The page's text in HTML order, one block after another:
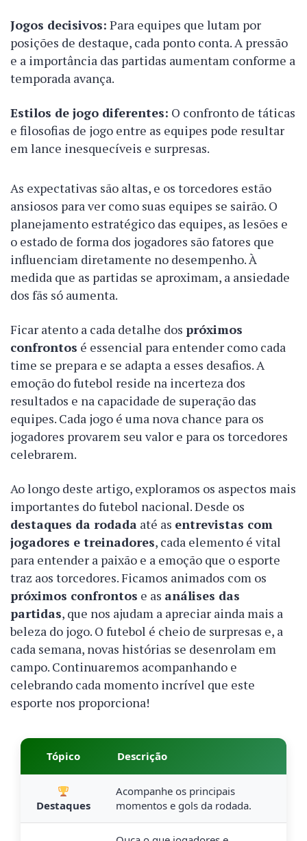
Jogos decisivos: Para equipes que lutam por
posições de destaque, cada ponto conta. A pressão
e a importância das partidas aumentam conforme a
temporada avança.
Estilos de jogo diferentes: O confronto de táticas
e filosofias de jogo entre as equipes pode resultar
em lance inesquecíveis e surpresas.
As expectativas são altas, e os torcedores estão
ansiosos para ver como suas equipes se sairão. O
planejamento estratégico das equipes, as lesões e
o estado de forma dos jogadores são fatores que
influenciam diretamente no desempenho. À
medida que as partidas se aproximam, a ansiedade
dos fãs só aumenta.
Ficar atento a cada detalhe dos próximos
confrontos é essencial para entender como cada
time se prepara e se adapta a esses desafios. A
emoção do futebol reside na incerteza dos
resultados e na capacidade de superação das
equipes. Cada jogo é uma nova chance para os
jogadores provarem seu valor e para os torcedores
celebrarem.
Ao longo deste artigo, exploramos os aspectos mais
importantes do futebol nacional. Desde os
destaques da rodada até as entrevistas com
jogadores e treinadores, cada elemento é vital
para entender a paixão e a emoção que o esporte
traz aos torcedores. Ficamos animados com os
próximos confrontos e as análises das
partidas, que nos ajudam a apreciar ainda mais a
beleza do jogo. O futebol é cheio de surpresas e, a
cada semana, novas histórias se desenrolam em
campo. Continuaremos acompanhando e
celebrando cada momento incrível que este
esporte nos proporciona!
Tópico Descrição
Destaques
Acompanhe os principais
momentos e gols da rodada.